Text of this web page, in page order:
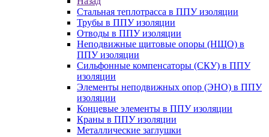
Стальная теплотрасса в ППУ изоляции
Трубы в ППУ изоляции
Отводы в ППУ изоляции
Неподвижные щитовые опоры (НЩО) в
ППУ изоляции
Cильфонные компенсаторы (СКУ) в ППУ
изоляции
Элементы неподвижных опор (ЭНО) в ППУ
изоляции
Концевые элементы в ППУ изоляции
Краны в ППУ изоляции
Металлические заглушки